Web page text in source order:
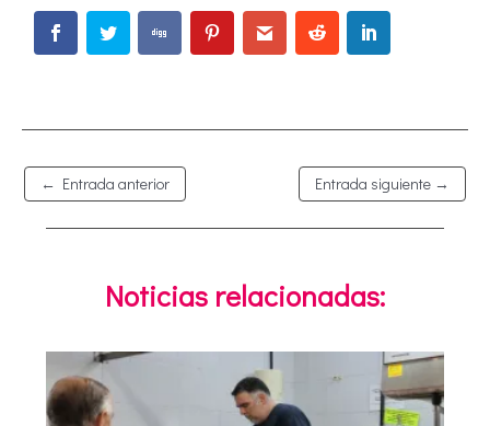
← Entrada anterior Entrada siguiente →
Noticias relacionadas: